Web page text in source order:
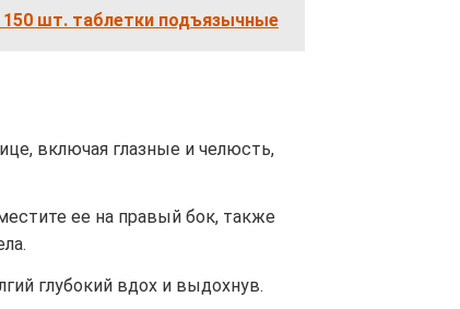
шт. таблетки подъязычные
включая глазные и челюсть,
ее на правый бок, также
глубокий вдох и выдохнув.